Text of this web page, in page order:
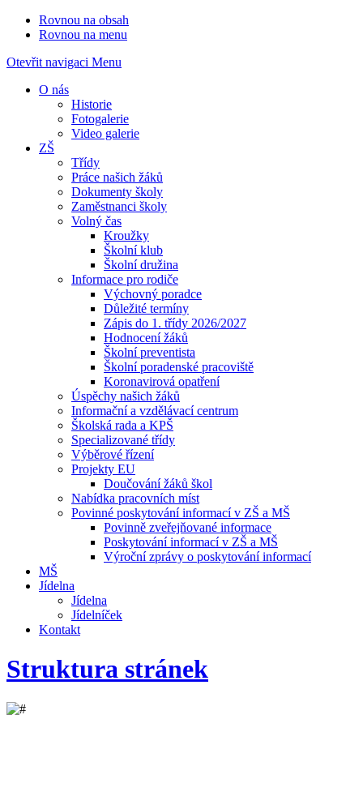
Rovnou na obsah
Rovnou na menu
Otevřit navigaci Menu
O nás
Historie
Fotogalerie
Video galerie
ZŠ
Třídy
Práce našich žáků
Dokumenty školy
Zaměstnanci školy
Volný čas
Kroužky
Školní klub
Školní družina
Informace pro rodiče
Výchovný poradce
Důležité termíny
Zápis do 1. třídy 2026/2027
Hodnocení žáků
Školní preventista
Školní poradenské pracoviště
Koronavirová opatření
Úspěchy našich žáků
Informační a vzdělávací centrum
Školská rada a KPŠ
Specializované třídy
Výběrové řízení
Projekty EU
Doučování žáků škol
Nabídka pracovních míst
Povinné poskytování informací v ZŠ a MŠ
Povinně zveřejňované informace
Poskytování informací v ZŠ a MŠ
Výroční zprávy o poskytování informací
MŠ
Jídelna
Jídelna
Jídelníček
Kontakt
Struktura stránek